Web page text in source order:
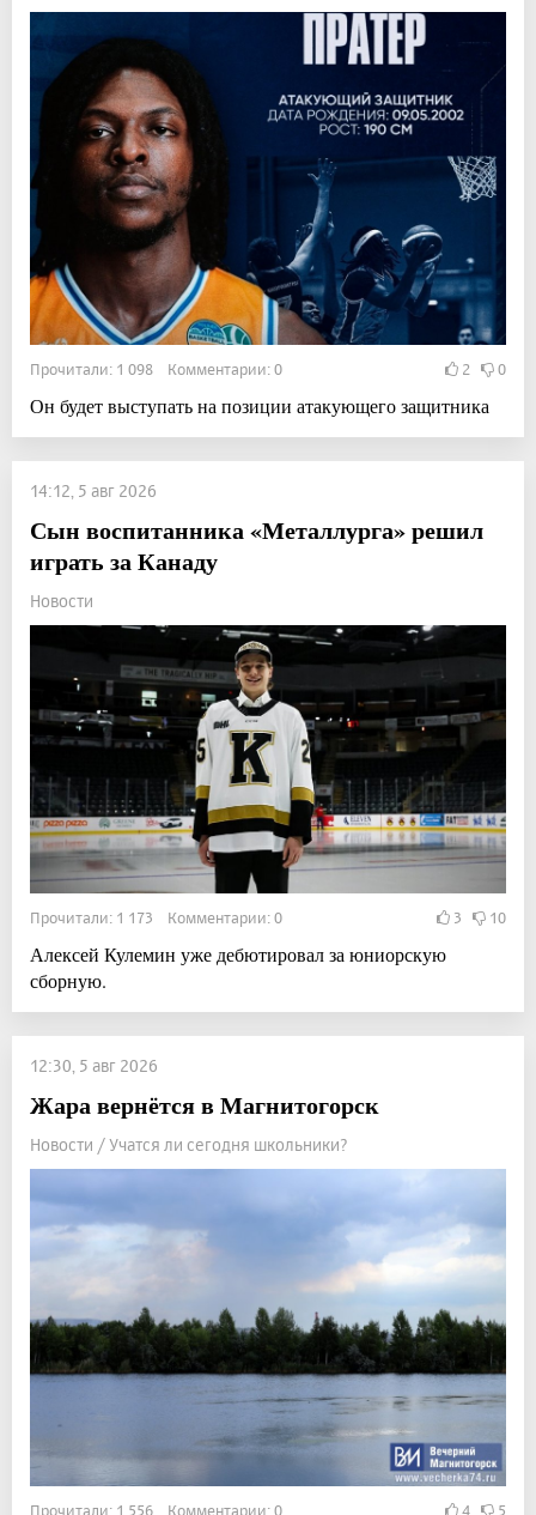
Прочитали: 1 098 Комментарии: 0 2 0
Он будет выступать на позиции атакующего защитника
14:12, 5 авг 2026
Сын воспитанника «Металлурга» решил
играть за Канаду
Новости
Прочитали: 1 173 Комментарии: 0 3 10
Алексей Кулемин уже дебютировал за юниорскую
сборную.
12:30, 5 авг 2026
Жара вернётся в Магнитогорск
Новости / Учатся ли сегодня школьники?
Прочитали: 1 556 Комментарии: 0 4 5